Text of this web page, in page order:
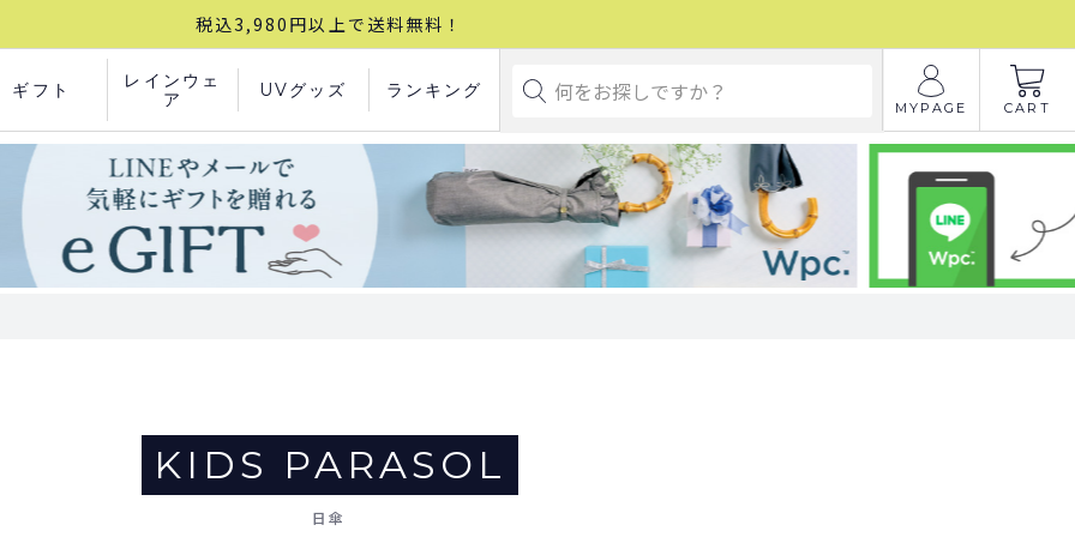
税込3,980円以上で送料無料！
ギフト
レインウェ
ア
UVグッズ ランキング
MYPAGE CART
KIDS PARASOL
日傘